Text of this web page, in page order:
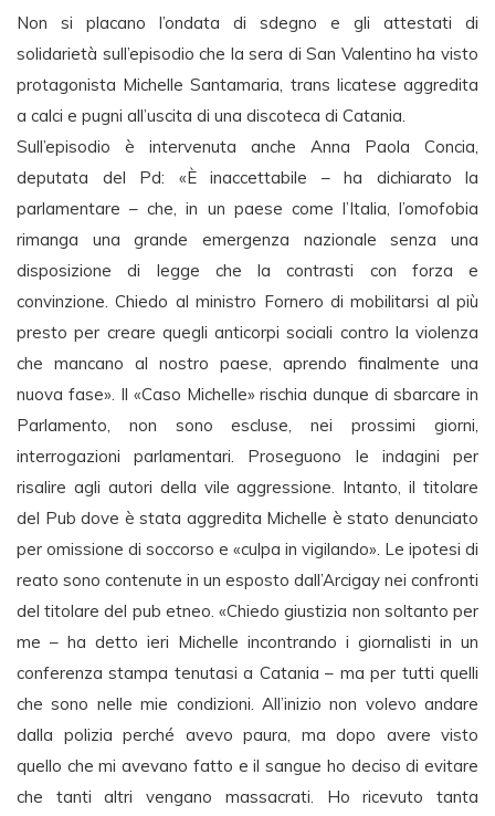
Non si placano l’ondata di sdegno e gli attestati di
solidarietà sull’episodio che la sera di San Valentino ha visto
protagonista Michelle Santamaria, trans licatese aggredita
a calci e pugni all’uscita di una discoteca di Catania.
Sull’episodio è intervenuta anche Anna Paola Concia,
deputata del Pd: «È inaccettabile – ha dichiarato la
parlamentare – che, in un paese come l’Italia, l’omofobia
rimanga una grande emergenza nazionale senza una
disposizione di legge che la contrasti con forza e
convinzione. Chiedo al ministro Fornero di mobilitarsi al più
presto per creare quegli anticorpi sociali contro la violenza
che mancano al nostro paese, aprendo finalmente una
nuova fase». Il «Caso Michelle» rischia dunque di sbarcare in
Parlamento, non sono escluse, nei prossimi giorni,
interrogazioni parlamentari. Proseguono le indagini per
risalire agli autori della vile aggressione. Intanto, il titolare
del Pub dove è stata aggredita Michelle è stato denunciato
per omissione di soccorso e «culpa in vigilando». Le ipotesi di
reato sono contenute in un esposto dall’Arcigay nei confronti
del titolare del pub etneo. «Chiedo giustizia non soltanto per
me – ha detto ieri Michelle incontrando i giornalisti in un
conferenza stampa tenutasi a Catania – ma per tutti quelli
che sono nelle mie condizioni. All’inizio non volevo andare
dalla polizia perché avevo paura, ma dopo avere visto
quello che mi avevano fatto e il sangue ho deciso di evitare
che tanti altri vengano massacrati. Ho ricevuto tanta